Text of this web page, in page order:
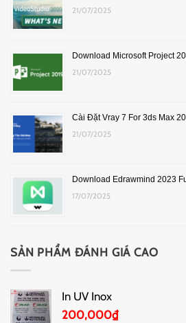
21/07/2025
Download Microsoft Project
21/07/2025
Cài Đặt Vray 7 For 3ds Max
21/07/2025
Download Edrawmind 2023
17/07/2025
SẢN PHẨM ĐÁNH GIÁ CAO
In UV Inox
200,000₫